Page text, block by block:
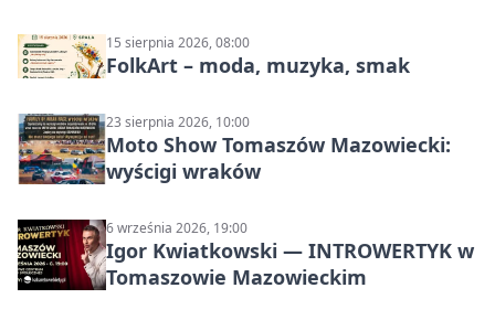
15 sierpnia 2026, 08:00
FolkArt – moda, muzyka, smak
23 sierpnia 2026, 10:00
Moto Show Tomaszów Mazowiecki:
wyścigi wraków
6 września 2026, 19:00
Igor Kwiatkowski — INTROWERTYK w
Tomaszowie Mazowieckim